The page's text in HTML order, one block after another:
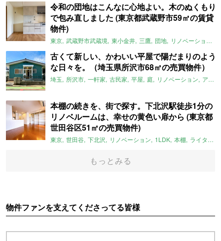
令和の団地はこんなに心地よい。木のぬくもり
で包み直しました (東京都武蔵野市59㎡の賃貸
物件)
東京 武蔵野市武蔵境 東小金井 三鷹 団地 リノベーション
古くて新しい、かわいい平屋で陽だまりのよう
な日々を。（埼玉県所沢市68㎡の売買物件）
埼玉 所沢市 一軒家 古民家 平屋 庭 リノベーション アメリカンハウス
本棚の続きを、街で探す。下北沢駅徒歩1分の
リノベルームは、幸せの黄色い扉から (東京都
世田谷区51㎡の売買物件)
東京 世田谷 下北沢 リノベーション 1LDK 本棚 ライター：ほしりょうこ
もっとみる
物件ファンを支えてくださってる皆様